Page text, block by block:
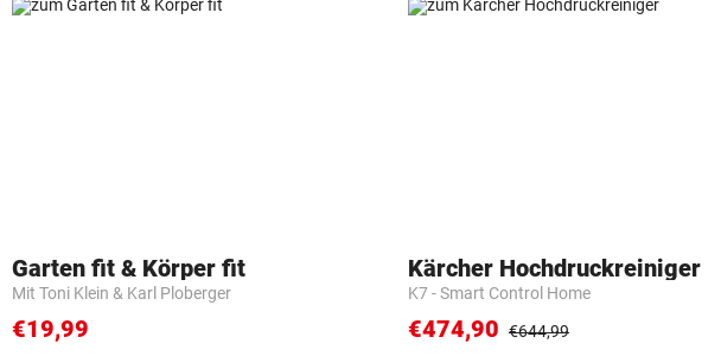
Garten fit & Körper fit
Mit Toni Klein & Karl Ploberger
€19,99
Kärcher Hochdruckreiniger
K7 - Smart Control Home
€474,90 €644,99